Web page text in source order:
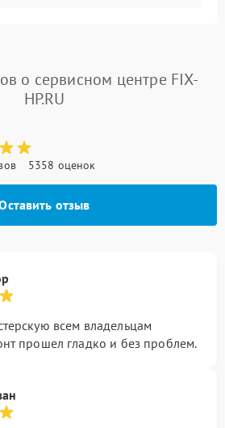
о сервисном центре FIX-
HP.RU
5358 оценок
отзыв
всем владельцам
прошел гладко и без проблем.